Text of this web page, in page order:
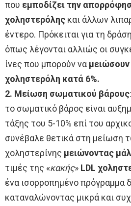
που εμποδίζει την
χοληστερόλης και άλλων
έντερο. Πρόκειται για τη
όπως λέγονται αλλιώς οι
ίνες που μπορούν να μειώσουν
χοληστερόλη κατά 6%.
2. Μείωση σωματικού βάρους
το σωματικό βάρος είναι
τάξης του 5-10% επί του
συνέβαλε θετικά στη μείωση
χοληστερίνης μειώνοντας
τιμές της «κακής» LDL
ένα ισορροπημένο πρόγραμμα
καταναλώνοντας μικρά και